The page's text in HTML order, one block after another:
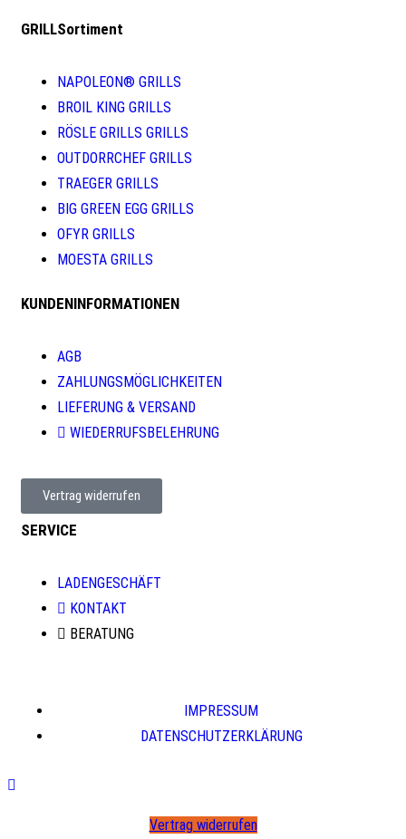
GRILLSortiment
NAPOLEON® GRILLS
BROIL KING GRILLS
RÖSLE GRILLS GRILLS
OUTDORRCHEF GRILLS
TRAEGER GRILLS
BIG GREEN EGG GRILLS
OFYR GRILLS
MOESTA GRILLS
KUNDENINFORMATIONEN
AGB
ZAHLUNGSMÖGLICHKEITEN
LIEFERUNG & VERSAND
WIEDERRUFSBELEHRUNG
Vertrag widerrufen
SERVICE
LADENGESCHÄFT
KONTAKT
BERATUNG
IMPRESSUM
DATENSCHUTZERKLÄRUNG
Vertrag widerrufen